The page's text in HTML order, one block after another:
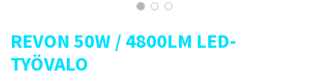
REVON 50W / 4800LM LED-
TYÖVALO